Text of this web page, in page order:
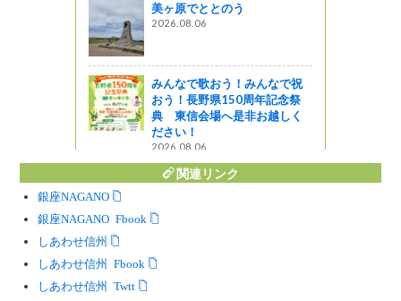
美ヶ原でととのう
2026.08.06
みんなで歌おう！みんなで祝
おう！長野県150周年記念祭
典 東信会場へ是非お越しく
ださい！
2026.08.06
関連リンク
銀座NAGANO
銀座NAGANO Facebook
しあわせ信州
しあわせ信州 Facebook
しあわせ信州 Twitter